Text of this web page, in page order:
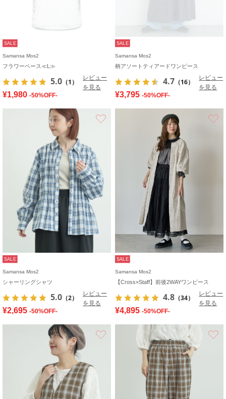
SALE
Samansa Mos2
フラワーベース≪L≫
5.0 （1）
レビュー
を見る
¥1,980 -50%OFF-
SALE
Samansa Mos2
柄アソートティアードワンピース
4.7 （16）
レビュー
を見る
¥3,795 -50%OFF-
SALE
Samansa Mos2
シャーリングシャツ
5.0 （2）
レビュー
を見る
¥2,695 -50%OFF-
SALE
Samansa Mos2
【Cross×Staff】前後2WAYワンピース
4.8 （34）
レビュー
を見る
¥4,895 -50%OFF-